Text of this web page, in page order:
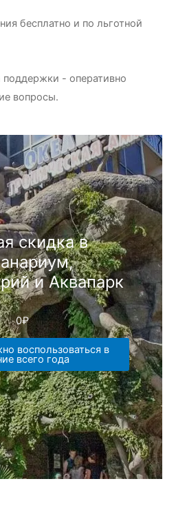
бесплатно и по льготной
- оперативно
вопросы.
скидка в
и Аквапарк
0₽
воспользоваться в
всего года